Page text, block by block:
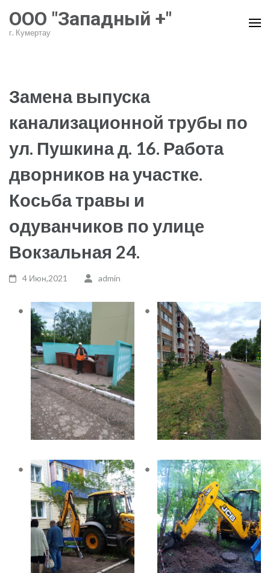
содержимому
ООО "Западный +"
г. Кумертау
Замена выпуска
канализационной трубы по
ул. Пушкина д. 16. Работа
дворников на участке.
Косьба травы и
одуванчиков по улице
Вокзальная 24.
4 Июн,2021 admin